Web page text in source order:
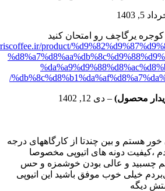
5, 1403
یرگاچف رو امتحان کنید
product/
محصول) – دی 12, 1402
خور هستم و بین چندتا از کارگاههای درجه
،کیفیت دونه های اتیوپی مخصوصا
چسبید و عالی بودن خوشمزه و حس
خیلی خوب موفق باشید این اتیوپی
دیگه